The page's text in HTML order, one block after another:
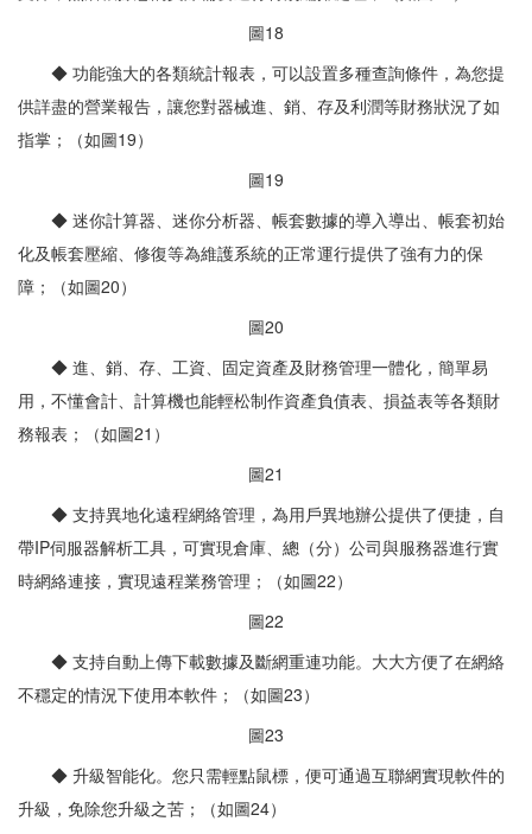
圖18
◆ 功能強大的各類統計報表，可以設置多種查詢條件，為您提
供詳盡的營業報告，讓您對器械進、銷、存及利潤等財務狀況了如
指掌；（如圖19）
圖19
◆ 迷你計算器、迷你分析器、帳套數據的導入導出、帳套初始
化及帳套壓縮、修復等為維護系統的正常運行提供了強有力的保
障；（如圖20）
圖20
◆ 進、銷、存、工資、固定資產及財務管理一體化，簡單易
用，不懂會計、計算機也能輕松制作資產負債表、損益表等各類財
務報表；（如圖21）
圖21
◆ 支持異地化遠程網絡管理，為用戶異地辦公提供了便捷，自
帶IP伺服器解析工具，可實現倉庫、總（分）公司與服務器進行實
時網絡連接，實現遠程業務管理；（如圖22）
圖22
◆ 支持自動上傳下載數據及斷網重連功能。大大方便了在網絡
不穩定的情況下使用本軟件；（如圖23）
圖23
◆ 升級智能化。您只需輕點鼠標，便可通過互聯網實現軟件的
升級，免除您升級之苦；（如圖24）